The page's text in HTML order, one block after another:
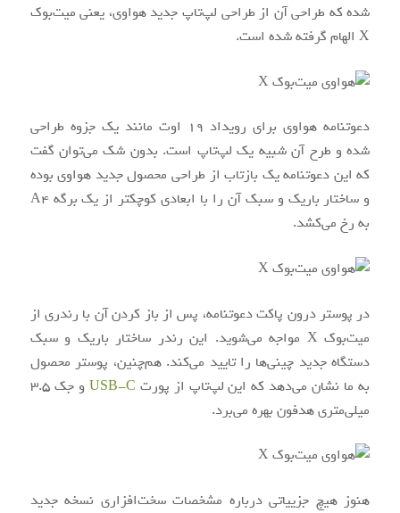
شده که طراحی آن از طراحی لپ‌تاپ جدید هواوی، یعنی میت‌بوک
X الهام گرفته شده است.
دعوتنامه هواوی برای رویداد 19 اوت مانند یک جزوه طراحی
شده و طرح آن شبیه یک لپ‌تاپ است. بدون شک می‌توان گفت
که این دعوتنامه یک بازتاب از طراحی محصول جدید هواوی بوده
و ساختار باریک و سبک آن را با ابعادی کوچکتر از یک برگه A4
به رخ می‌‌کشد.
در پوستر درون پاکت دعوتنامه، پس از باز کردن آن با رندری از
میت‌بوک X مواجه می‌شوید. این رندر ساختار باریک و سبک
دستگاه جدید چینی‌ها را تایید می‌کند. هم‌چنین، پوستر محصول
به ما نشان می‌دهد که این لپ‌تاپ از پورت USB-C
و جک 3.5
میلی‌متری هدفون بهره می‌برد.
هنوز هیچ جزییاتی درباره مشخصات سخت‌افزاری نسخه جدید